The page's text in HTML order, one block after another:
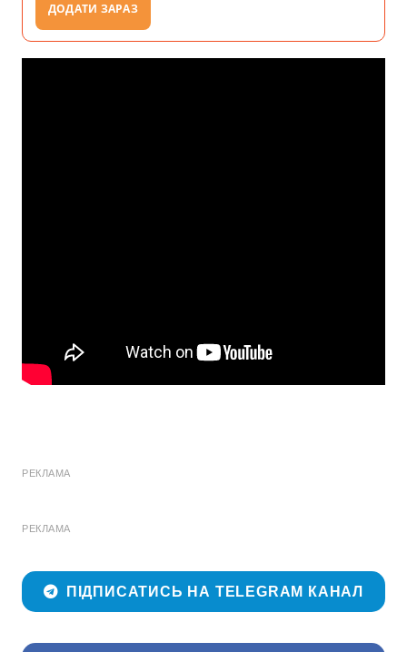
ДОДАТИ ЗАРАЗ
РЕКЛАМА
РЕКЛАМА
ПІДПИСАТИСЬ НА TELEGRAM КАНАЛ